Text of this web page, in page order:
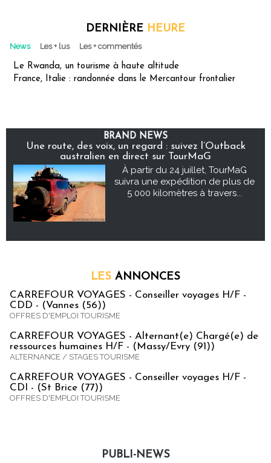
DERNIÈRE HEURE
News Les + lus Les + commentés
Le Rwanda, un tourisme à haute altitude
France, Italie : randonnée dans le Mercantour frontalier
BRAND NEWS
Une route, des voix, un regard : suivez l’Outback
australien en direct sur TourMaG
À partir du 24 juillet, TourMaG
suivra une expédition de plus de
5 000 kilomètres à travers...
LES ANNONCES
CARREFOUR VOYAGES - Conseiller voyages H/F -
CDD - (Vannes (56))
OFFRES D'EMPLOI TOURISME
CARREFOUR VOYAGES - Alternant(e) Chargé(e) de
ressources humaines H/F - (Massy/Evry (91))
ALTERNANCE / STAGES TOURISME
CARREFOUR VOYAGES - Conseiller voyages H/F -
CDI - (St Brice (77))
OFFRES D'EMPLOI TOURISME
PUBLI-NEWS